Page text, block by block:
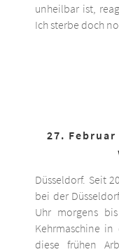
unheilbar ist,
Ich sterbe doch
27. Februar
Düsseldorf. Seit
bei der
Uhr morgens
Kehrmaschine
diese frühen